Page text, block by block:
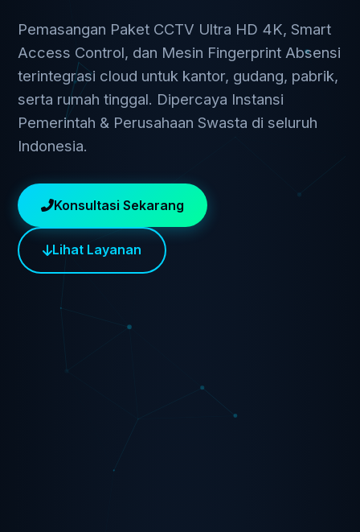
Pemasangan Paket CCTV Ultra HD 4K, Smart
Access Control, dan Mesin Fingerprint Absensi
terintegrasi cloud untuk kantor, gudang, pabrik,
serta rumah tinggal. Dipercaya Instansi
Pemerintah & Perusahaan Swasta di seluruh
Indonesia.
Konsultasi Sekarang
Lihat Layanan